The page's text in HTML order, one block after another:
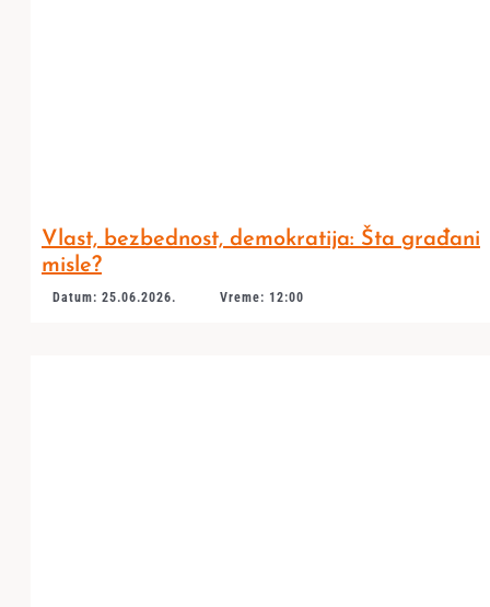
Vlast, bezbednost, demokratija: Šta građani
misle?
Datum: 25.06.2026. Vreme: 12:00